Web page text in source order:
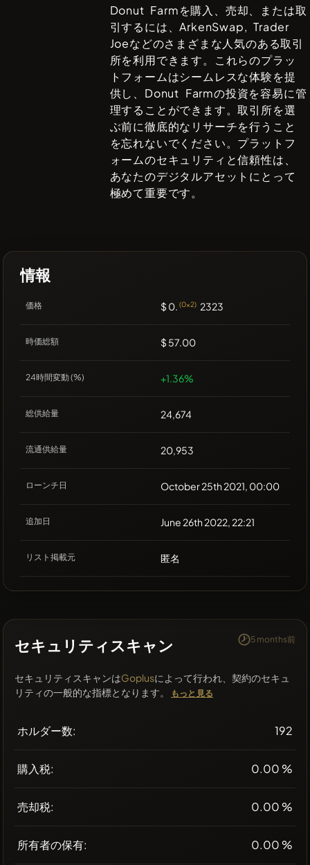
Donut Farmを購入、売却、または取
引するには、ArkenSwap, Trader
Joeなどのさまざまな人気のある取引
所を利用できます。これらのプラッ
トフォームはシームレスな体験を提
供し、 Donut Farmの投資を容易に管
理することができます。取引所を選
ぶ前に徹底的なリサーチを行うこと
を忘れないでください。プラットフ
ォームのセキュリティと信頼性は、
あなたのデジタルアセットにとって
極めて重要です。
情報
価格 $ 0. (0x2) 2323
時価総額 $ 57.00
24時間変動 (%) +1.36%
総供給量 24,674
流通供給量 20,953
ローンチ日 October 25th 2021, 00:00
追加日 June 26th 2022, 22:21
リスト掲載元 匿名
セキュリティスキャン 5 months前
セキュリティスキャンはGoplusによって行われ、契約のセキュ
リティの一般的な指標となります。
もっと見る
ホルダー数: 192
購入税: 0.00 %
売却税: 0.00 %
所有者の保有: 0.00 %